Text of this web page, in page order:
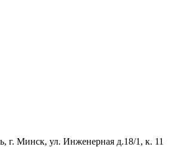
г. Минск, ул. Инженерная д.18/1, к. 11